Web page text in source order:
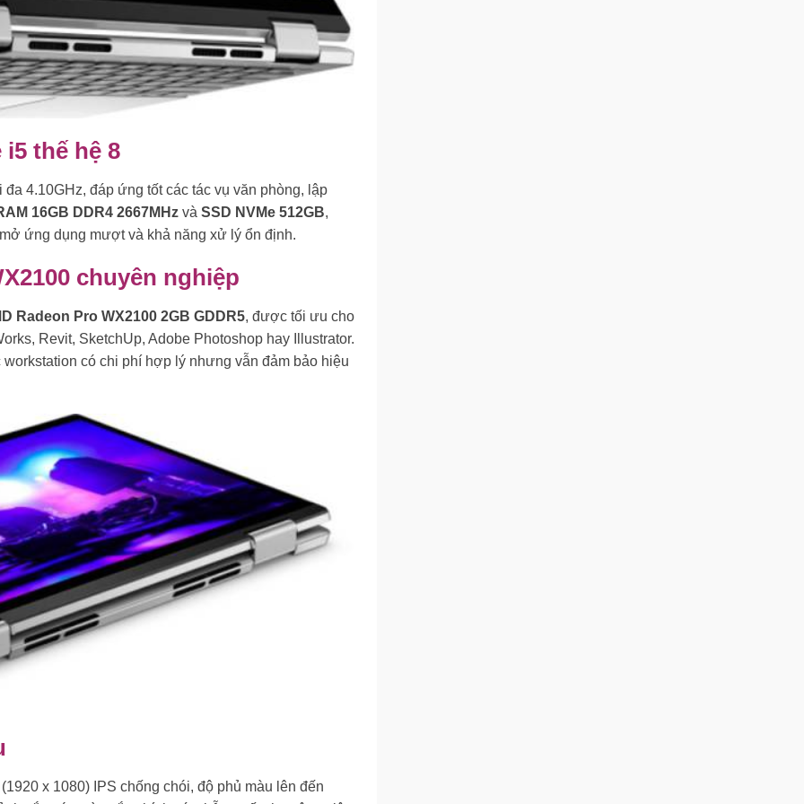
thế hệ 8
4.10GHz, đáp ứng tốt các tác vụ văn phòng, lập
16GB DDR4 2667MHz và SSD NVMe 512GB,
ứng dụng mượt và khả năng xử lý ổn định.
chuyên nghiệp
Radeon Pro WX2100 2GB GDDR5, được tối ưu cho
Revit, SketchUp, Adobe Photoshop hay Illustrator.
có chi phí hợp lý nhưng vẫn đảm bảo hiệu
x 1080) IPS chống chói, độ phủ màu lên đến